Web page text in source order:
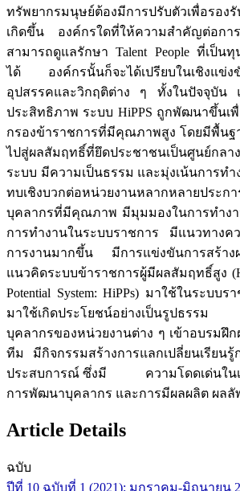
ทรัพยากรมนุษย์ต้องมีการปรับตัวเพื่อรองรั
เกิดขึ้น องค์กรใดที่ให้ความสำคัญต่อกา
สามารถดูแลรักษา Talent People ที่เป็น
ได้ องค์กรนั้นก็จะได้เปรียบในเชิงแข่ง
อุปสรรคและวิกฤติต่าง ๆ ทั้งในปัจจุบัน
ประสิทธิภาพ ระบบ HiPPS ถูกพัฒนาขึ้นเ
กรองข้าราชการที่มีคุณภาพสูง โดยมีพื้นฐ
ไปสู่ผลสัมฤทธิ์ที่ยึดประชาชนเป็นศูนย์กล
ระบบ มีความเป็นธรรม และมุ่งเน้นการทำ
ทบเชิงบวกต่อหน่วยงานหลากหลายประ
บุคลากรที่มีคุณภาพ มีมุมมองในการทำงา
การทำงานในระบบราชการ มีแนวทางค
การงานมากขึ้น มีการแข่งขันการสร้า
แนวคิดระบบข้าราชการผู้มีผลสัมฤทธิ์สูง
Potential System: HiPPs) มาใช้ในระบบ
มาใช้เกิดประโยชน์อย่างเป็นรูปธรรม
บุคลากรของหน่วยงานต่าง ๆ เข้าอบรมฝึ
ทีม มีกิจกรรมสร้างการแลกเปลี่ยนเรียนรู้
ประสบการณ์ ซึ่งมี ความโดดเด่นในเรื่
การพัฒนาบุคลากร และการมีผลผลิต ผลลั
Article Details
ฉบับ
ปีที่ 10 ฉบับที่ 1 (2021): มกราคม-มิถุนายน